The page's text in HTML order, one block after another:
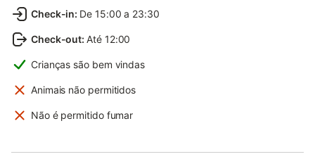
Check-in: De 15:00 a 23:30
Check-out: Até 12:00
Crianças são bem vindas
Animais não permitidos
Não é permitido fumar